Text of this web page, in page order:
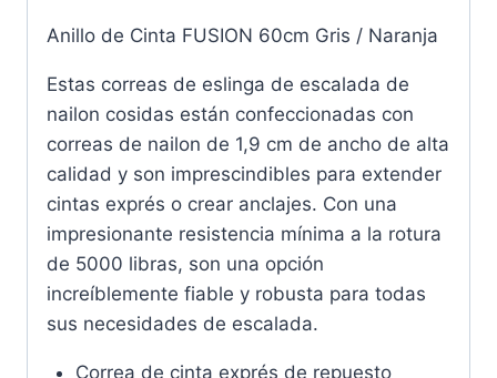
Anillo de Cinta FUSION 60cm Gris / Naranja
Estas correas de eslinga de escalada de
nailon cosidas están confeccionadas con
correas de nailon de 1,9 cm de ancho de alta
calidad y son imprescindibles para extender
cintas exprés o crear anclajes. Con una
impresionante resistencia mínima a la rotura
de 5000 libras, son una opción
increíblemente fiable y robusta para todas
sus necesidades de escalada.
Correa de cinta exprés de repuesto